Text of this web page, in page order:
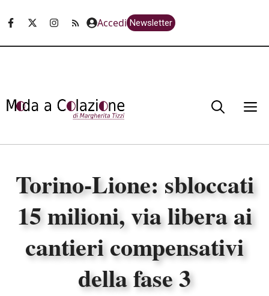
Accedi Newsletter
Torino-Lione: sbloccati
15 milioni, via libera ai
cantieri compensativi
della fase 3